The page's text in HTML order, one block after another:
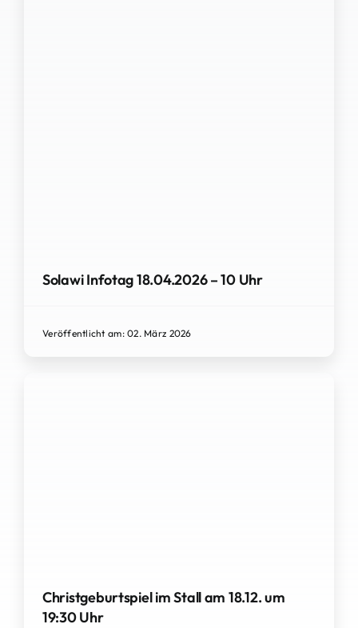
Solawi Infotag 18.04.2026 – 10 Uhr
Veröffentlicht am: 02. März 2026
Christgeburtspiel im Stall am 18.12. um
19:30 Uhr